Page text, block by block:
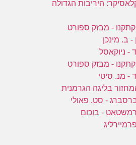
קלאסיקר: היריבות הגדולה